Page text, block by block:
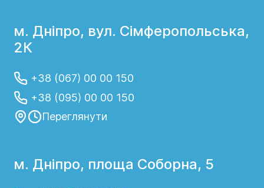
м. Дніпро, вул. Сімферопольська,
2К
+38 (067) 00 00 150
+38 (095) 00 00 150
Переглянути
м. Дніпро, площа Соборна, 5